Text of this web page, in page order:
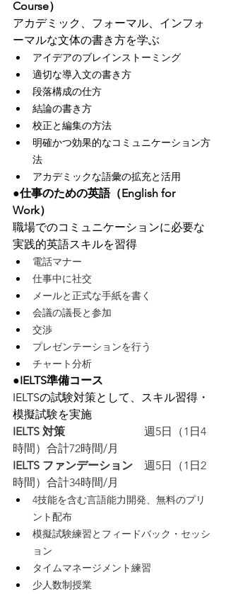
Course）
アカデミック、フォーマル、インフォ
ーマルな文体の書き方を学ぶ
アイデアのブレインストーミング
適切な導入文の書き方
段落構成の仕方
結論の書き方
校正と編集の方法
明確かつ効果的なコミュニケーション方
法
アカデミックな語彙の拡充と活用
●仕事のための英語（English for
Work）
職場でのコミュニケーションに必要な
実践的英語スキルを習得
電話マナー
仕事中に社交
メールと正式な手紙を書く
会議の議長と参加
交渉
プレゼンテーションを行う
チャート分析
●IELTS準備コース
IELTSの試験対策として、スキル習得・
模擬試験を実施
IELTS 対策 週5日（1日4
時間）合計72時間/月
IELTS ファンデーション 週5日（1日2
時間）合計34時間/月
4技能を含む言語能力開発、無料のプリ
ント配布
模擬試験練習とフィードバック・セッシ
ョン
タイムマネージメント練習
少人数制授業